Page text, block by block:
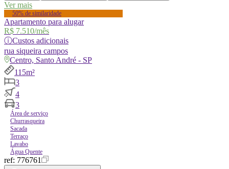
Ver mais
50% de similaridade
Apartamento para alugar
R$ 7.510/mês
ⓘCustos adicionais
rua siqueira campos
Centro, Santo André - SP
115m²
3
4
3
Área de serviço
Churrasqueira
Sacada
Terraço
Lavabo
Água Quente
ref: 776761